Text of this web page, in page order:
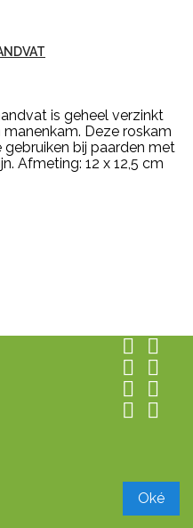
is geheel verzinkt
Deze roskam
bij paarden met
Afmeting: 12 x 12,5 cm
 
 
 
 